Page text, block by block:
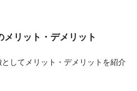
メリット・デメリット
してメリット・デメリットを紹介